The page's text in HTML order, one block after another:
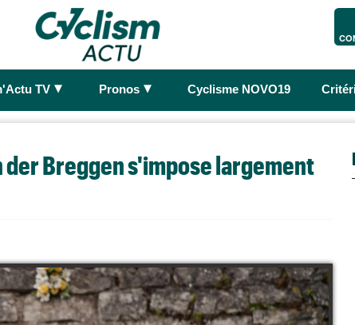
TV ► Pronos ► Cyclisme NOVO19
der Breggen s'impose largement